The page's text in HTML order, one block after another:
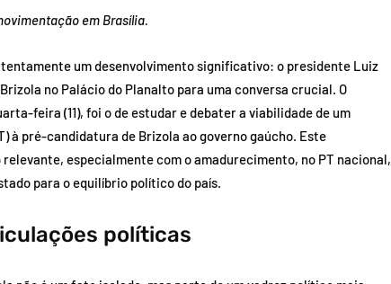
em Brasília.
um desenvolvimento significativo: o presidente Luiz
no Palácio do Planalto para uma conversa crucial. O
feira (11), foi o de estudar e debater a viabilidade de um
à pré-candidatura de Brizola ao governo gaúcho. Este
especialmente com o amadurecimento, no PT nacional,
para o equilíbrio político do país.
políticas